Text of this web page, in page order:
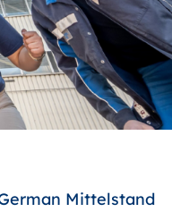
Mittelstand